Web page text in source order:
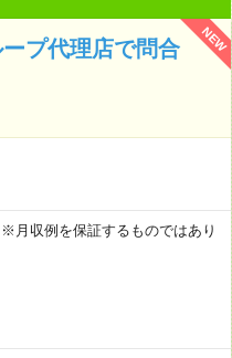
NEW
プ代理店で問合
収例を保証するものではあり